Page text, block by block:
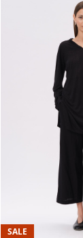
SALE